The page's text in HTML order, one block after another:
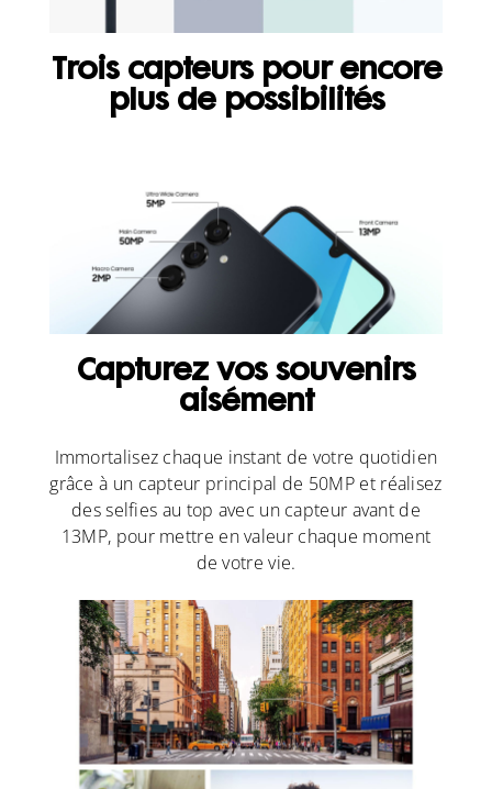
Trois capteurs pour encore
plus de possibilités
Capturez vos souvenirs
aisément
Immortalisez chaque instant de votre quotidien
grâce à un capteur principal de 50MP et réalisez
des selfies au top avec un capteur avant de
13MP, pour mettre en valeur chaque moment
de votre vie.